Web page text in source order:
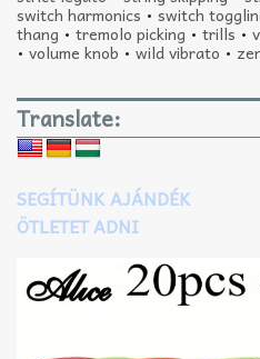
switch harmonics • switch
thang • tremolo picking • trills•
• volume knob • wild vibrato •
Translate:
SEGÍTÜNK AJÁNDÉK
ÖTLETET ADNI